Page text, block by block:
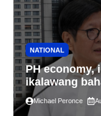
NATIONAL
PH economy,
ikalawang
2.3% GDP
pagkaantala
Michael Peronce